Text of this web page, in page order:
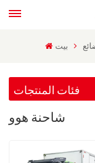
بيت
فئات المنتجات
شاحنة هوو